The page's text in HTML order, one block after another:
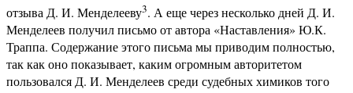
отзыва Д. И. Менделееву3. А еще через несколько дней Д. И.
Менделеев получил письмо от автора «Наставления» Ю.К.
Траппа. Содержание этого письма мы приводим полностью,
так как оно показывает, каким огромным авторитетом
пользовался Д. И. Менделеев среди судебных химиков того